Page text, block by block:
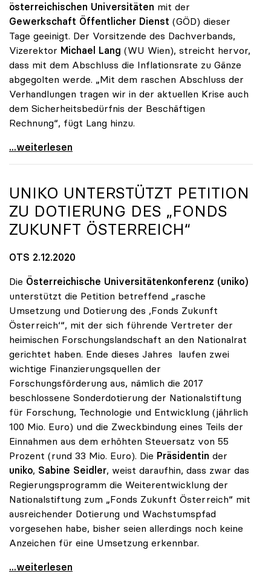
österreichischen Universitäten mit der
Gewerkschaft Öffentlicher Dienst (GÖD) dieser
Tage geeinigt. Der Vorsitzende des Dachverbands,
Vizerektor Michael Lang (WU Wien), streicht hervor,
dass mit dem Abschluss die Inflationsrate zu Gänze
abgegolten werde. „Mit dem raschen Abschluss der
Verhandlungen tragen wir in der aktuellen Krise auch
dem Sicherheitsbedürfnis der Beschäftigen
Rechnung“, fügt Lang hinzu.
KV-Verhandlungen: Gehälter steigen um 1,45 Prozent
...weiterlesen
UNIKO UNTERSTÜTZT PETITION
ZU DOTIERUNG DES „FONDS
ZUKUNFT ÖSTERREICH“
OTS 2.12.2020
Die Österreichische Universitätenkonferenz (uniko)
unterstützt die Petition betreffend „rasche
Umsetzung und Dotierung des ,Fonds Zukunft
Österreich‘“, mit der sich führende Vertreter der
heimischen Forschungslandschaft an den Nationalrat
gerichtet haben. Ende dieses Jahres laufen zwei
wichtige Finanzierungsquellen der
Forschungsförderung aus, nämlich die 2017
beschlossene Sonderdotierung der Nationalstiftung
für Forschung, Technologie und Entwicklung (jährlich
100 Mio. Euro) und die Zweckbindung eines Teils der
Einnahmen aus dem erhöhten Steuersatz von 55
Prozent (rund 33 Mio. Euro). Die Präsidentin der
uniko, Sabine Seidler, weist daraufhin, dass zwar das
Regierungsprogramm die Weiterentwicklung der
Nationalstiftung zum „Fonds Zukunft Österreich“ mit
ausreichender Dotierung und Wachstumspfad
vorgesehen habe, bisher seien allerdings noch keine
Anzeichen für eine Umsetzung erkennbar.
uniko unterstützt Petition zu Dotierung des „Fonds
...weiterlesen